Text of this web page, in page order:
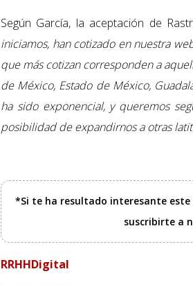
Según García, la aceptación de
iniciamos, han cotizado en nuestra
que más cotizan corresponden a
de México, Estado de México,
ha sido exponencial, y queremos
posibilidad de expandirnos a otras
*Si te ha resultado interesante
suscribirte a
RRHHDigital